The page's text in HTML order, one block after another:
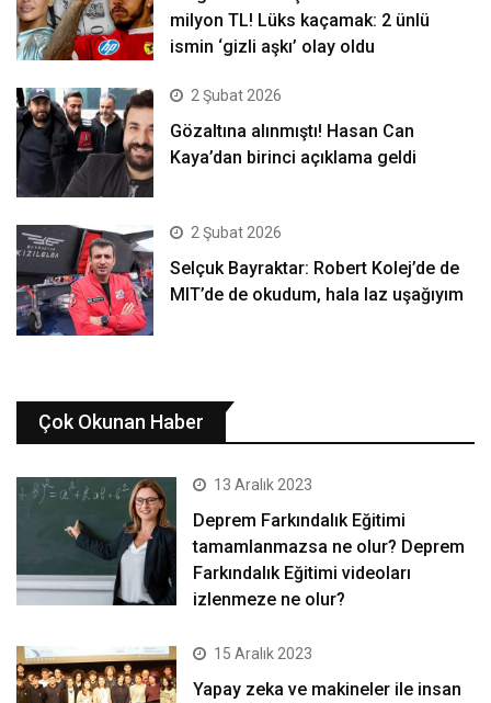
milyon TL! Lüks kaçamak: 2 ünlü
ismin ‘gizli aşkı’ olay oldu
2 Şubat 2026
Gözaltına alınmıştı! Hasan Can
Kaya’dan birinci açıklama geldi
2 Şubat 2026
Selçuk Bayraktar: Robert Kolej’de de
MIT’de de okudum, hala laz uşağıyım
Çok Okunan Haber
13 Aralık 2023
Deprem Farkındalık Eğitimi
tamamlanmazsa ne olur? Deprem
Farkındalık Eğitimi videoları
izlenmeze ne olur?
15 Aralık 2023
Yapay zeka ve makineler ile insan